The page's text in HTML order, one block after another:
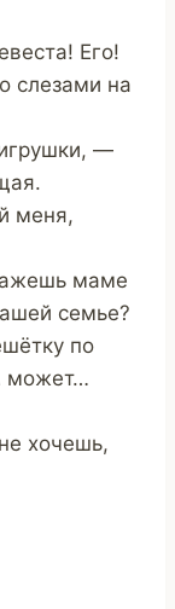
Его!
слезами на
—
меня,
маме
семье?
по
может…
хочешь,